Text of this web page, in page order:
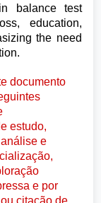
balance test
education,
the need
documento
estudo,
e
e por
citação de